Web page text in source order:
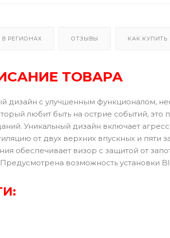
РЕГИОНАХ ОТЗЫВЫ КАК КУПИТЬ
ТОВАРА
дизайн с улучшенным функционалом,
любит быть на острие событий,
Уникальный дизайн включает
от двух верхних впускных и пяти
обеспечивает визор с защитой от
возможность установки